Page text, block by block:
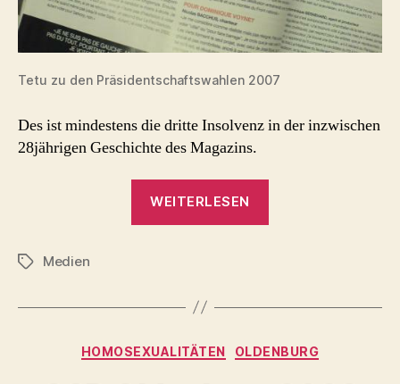
Tetu zu den Präsidentschaftswahlen 2007
Des ist mindestens die dritte Insolvenz in der inzwischen
28jährigen Geschichte des Magazins.
WEITERLESEN
Eigentümer
Insolvenz“
Schlagwörter
Medien
Kategorien
HOMOSEXUALITÄTEN OLDENBURG